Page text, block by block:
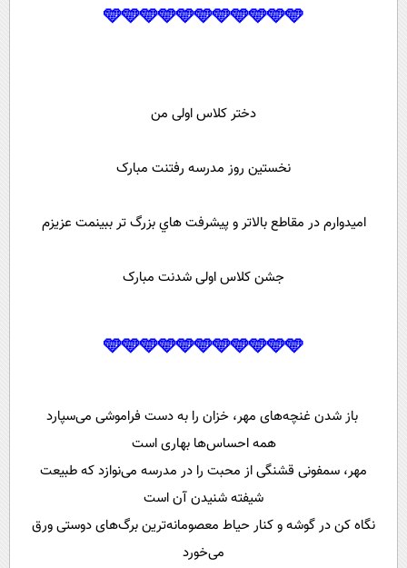
🩵🩵🩵🩵🩵🩵🩵🩵🩵🩵🩵
دختر کلاس اولی من
نخستین روز مدرسه رفتنت مبارک
امیدوارم در مقاطع بالاتر و پیشرفت هاي‌ بزرگ تر ببینمت عزیزم
جشن کلاس اولی شدنت مبارک
🩵🩵🩵🩵🩵🩵🩵🩵🩵🩵🩵
باز شدن غنچه‌های مهر، خزان را به دست فراموشی می‌سپارد
همه احساس‌ها بهاری است
مهر، سمفونی قشنگی از محبت را در مدرسه می‌نوازد که طبیعت
شیفته شنیدن آن است
نگاه کن در گوشه و کنار حیاط معصومانه‌ترین برگ‌های دوستی ورق
می‌خورد